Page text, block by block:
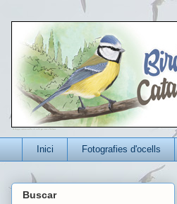
Un blog per conèixer millor els ocells que viuen a Catalunya
Inici Fotografies d'ocells
Buscar